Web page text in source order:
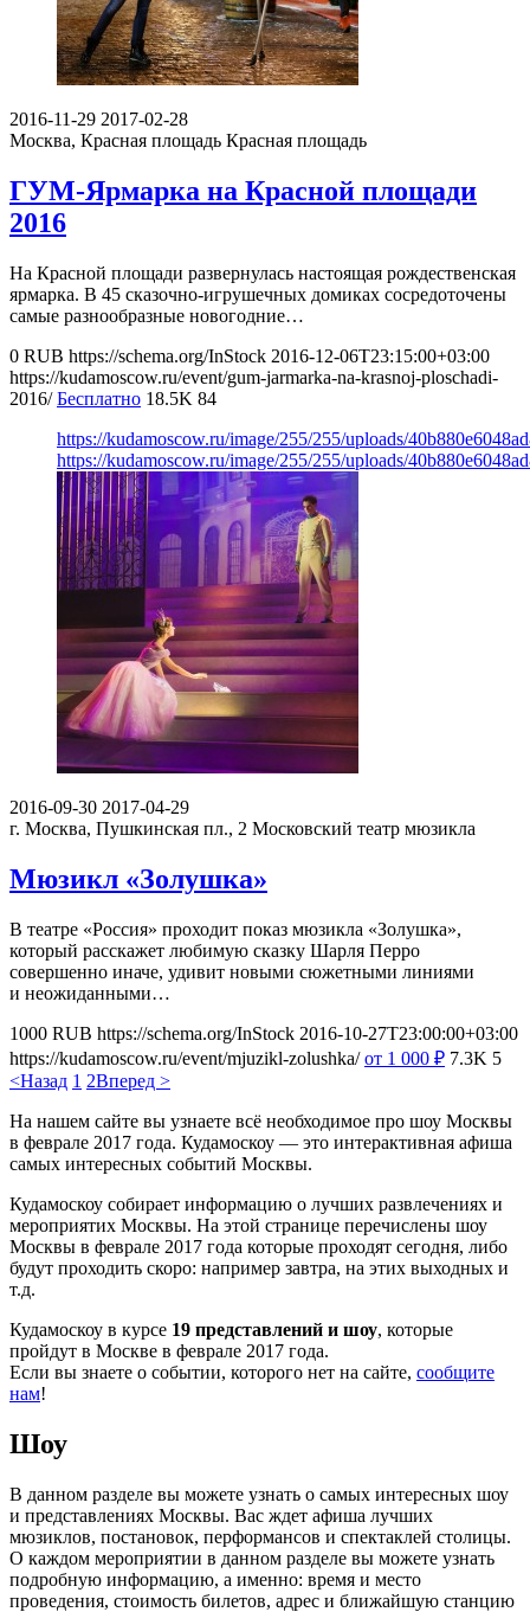
2016-11-29 2017-02-28
Москва, Красная площадь Красная площадь
ГУМ-Ярмарка на Красной площади
2016
На Красной площади развернулась настоящая рождественская
ярмарка. В 45 сказочно-игрушечных домиках сосредоточены
самые разнообразные новогодние…
0 RUB https://schema.org/InStock 2016-12-06T23:15:00+03:00
https://kudamoscow.ru/event/gum-jarmarka-na-krasnoj-ploschadi-
2016/ Бесплатно 18.5K 84
https://kudamoscow.ru/image/255/255/uploads/
https://kudamoscow.ru/image/255/255/uploads/
2016-09-30 2017-04-29
г. Москва, Пушкинская пл., 2 Московский театр мюзикла
Мюзикл «Золушка»
В театре «Россия» проходит показ мюзикла «Золушка»,
который расскажет любимую сказку Шарля Перро
совершенно иначе, удивит новыми сюжетными линиями
и неожиданными…
1000 RUB https://schema.org/InStock 2016-10-27T23:00:00+03:00
https://kudamoscow.ru/event/mjuzikl-zolushka/ от 1 000 ₽ 7.3K 5
<Назад 1 2Вперед >
На нашем сайте вы узнаете всё необходимое про шоу Москвы
в феврале 2017 года. Кудамоскоу — это интерактивная афиша
самых интересных событий Москвы.
Кудамоскоу собирает информацию о лучших развлечениях и
мероприятих Москвы. На этой странице перечислены шоу
Москвы в феврале 2017 года которые проходят сегодня, либо
будут проходить скоро: например завтра, на этих выходных и
т.д.
Кудамоскоу в курсе 19 представлений и шоу, которые
пройдут в Москве в феврале 2017 года.
Если вы знаете о событии, которого нет на сайте, сообщите
нам!
Шоу
В данном разделе вы можете узнать о самых интересных шоу
и представлениях Москвы. Вас ждет афиша лучших
мюзиклов, постановок, перформансов и спектаклей столицы.
О каждом мероприятии в данном разделе вы можете узнать
подробную информацию, а именно: время и место
проведения, стоимость билетов, адрес и ближайшую станцию